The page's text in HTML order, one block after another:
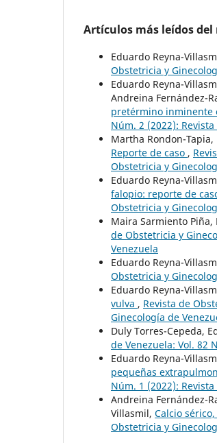
Artículos más leídos
Eduardo Reyna-
Obstetricia y
Eduardo Reyna-
Andreina Fernández-
pretérmino inminente
Núm. 2 (2022):
Martha Rondon-
Reporte de caso ,
Obstetricia y
Eduardo Reyna-
falopio: reporte de
Obstetricia y
Maira Sarmiento Piña,
de Obstetricia y
Venezuela
Eduardo Reyna-
Obstetricia y
Eduardo Reyna-
vulva , Revista de
Ginecología de
Duly Torres-Cepeda,
de Venezuela: Vol. 82
Eduardo Reyna-
pequeñas
Núm. 1 (2022):
Andreina Fernández-
Villasmil, Calcio
Obstetricia y